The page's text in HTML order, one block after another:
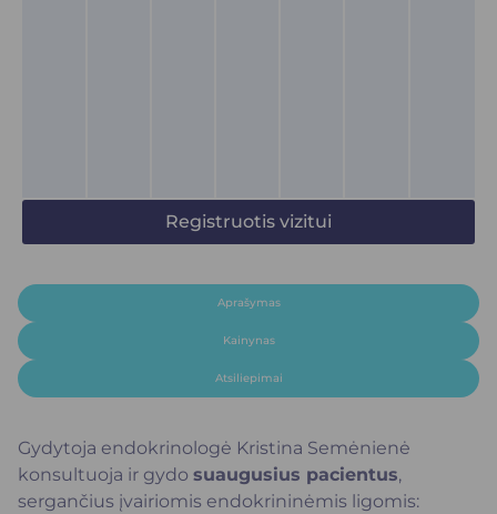
Registruotis vizitui
Aprašymas
Kainynas
Atsiliepimai
Gydytoja endokrinologė Kristina Semėnienė
konsultuoja ir gydo suaugusius pacientus,
sergančius įvairiomis endokrininėmis ligomis: